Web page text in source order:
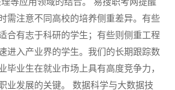
需注意不同高校的培养侧重差异。有些
合有志于科研的学生；有些则侧重工程
进入产业界的学生。我们的长期跟踪数
毕业生在就业市场上具有高度竞争力，
业发展的关键。 数据科学与大数据技